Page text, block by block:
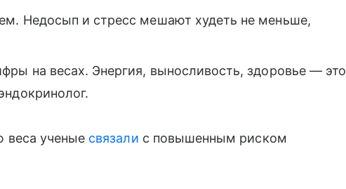
Недосып и стресс мешают худеть не меньше,
на весах. Энергия, выносливость, здоровье — это
веса ученые связали с повышенным риском